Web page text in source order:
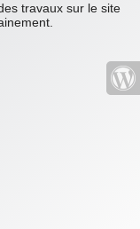
travaux sur le site